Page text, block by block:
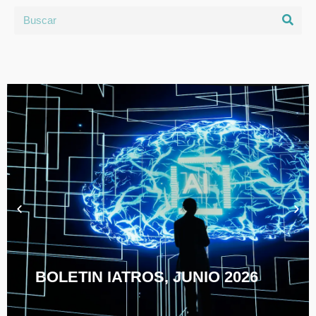
BOLETIN IATROS, JUNIO 2026